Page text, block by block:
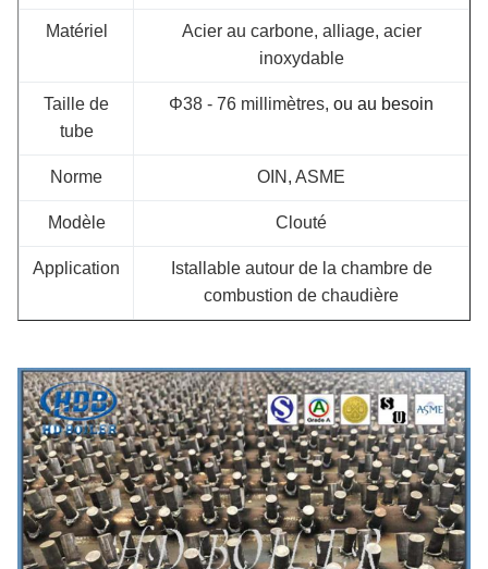
Matériel
Acier au carbone, alliage, acier
inoxydable
Taille de
tube
Φ38 - 76 millimètres, ou au besoin
Norme OIN, ASME
Modèle Clouté
Application
Istallable autour de la chambre de
combustion de chaudière